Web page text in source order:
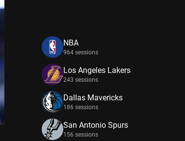
NBA
964 sessions
Los Angeles Lakers
243 sessions
Dallas Mavericks
186 sessions
San Antonio Spurs
156 sessions